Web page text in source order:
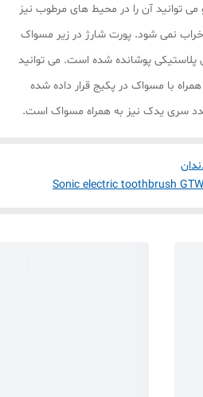
توانید آن را در محیط های مرطوب نیز
نمی شود. پورت شارژ در زیر مسواک
پلاستیکی پوشانده شده است. می توانید
همراه با مسواک در پکیج قرار داده شده